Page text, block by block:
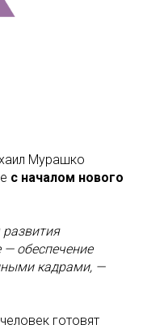
Мурашко
с началом нового
обеспечение
кадрами, —
готовят